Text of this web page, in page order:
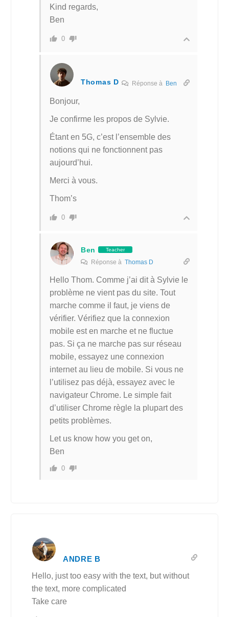
Kind regards,
Ben
0
Thomas D Réponse à Ben
Bonjour,
Je confirme les propos de Sylvie.
Étant en 5G, c’est l’ensemble des
notions qui ne fonctionnent pas
aujourd’hui.
Merci à vous.
Thom’s
0
Ben Teacher
Réponse à Thomas D
Hello Thom. Comme j’ai dit à Sylvie le
problème ne vient pas du site. Tout
marche comme il faut, je viens de
vérifier. Vérifiez que la connexion
mobile est en marche et ne fluctue
pas. Si ça ne marche pas sur réseau
mobile, essayez une connexion
internet au lieu de mobile. Si vous ne
l’utilisez pas déjà, essayez avec le
navigateur Chrome. Le simple fait
d’utiliser Chrome règle la plupart des
petits problèmes.
Let us know how you get on,
Ben
0
ANDRE B
Hello, just too easy with the text, but without
the text, more complicated
Take care